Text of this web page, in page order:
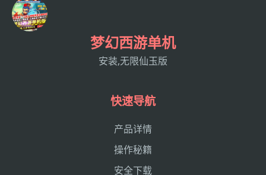
梦幻西游单机
安装,无限仙玉版
快速导航
产品详情
操作秘籍
安全下载